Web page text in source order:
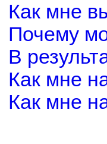
Как мне
Почему
В
Как мне
Как мне